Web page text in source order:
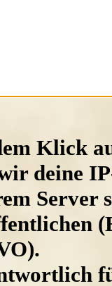
Klick
deine
Server